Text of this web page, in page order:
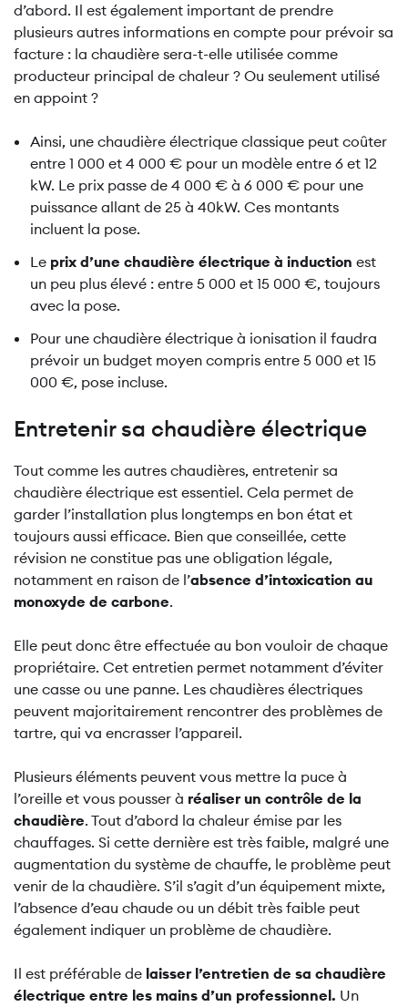
d’abord. Il est également important de prendre
plusieurs autres informations en compte pour prévoir sa
facture : la chaudière sera-t-elle utilisée comme
producteur principal de chaleur ? Ou seulement utilisé
en appoint ?
Ainsi, une chaudière électrique classique peut coûter
entre 1 000 et 4 000 € pour un modèle entre 6 et 12
kW. Le prix passe de 4 000 € à 6 000 € pour une
puissance allant de 25 à 40kW. Ces montants
incluent la pose.
Le prix d’une chaudière électrique à induction est
un peu plus élevé : entre 5 000 et 15 000 €, toujours
avec la pose.
Pour une chaudière électrique à ionisation il faudra
prévoir un budget moyen compris entre 5 000 et 15
000 €, pose incluse.
Entretenir sa chaudière électrique
Tout comme les autres chaudières, entretenir sa
chaudière électrique est essentiel. Cela permet de
garder l’installation plus longtemps en bon état et
toujours aussi efficace. Bien que conseillée, cette
révision ne constitue pas une obligation légale,
notamment en raison de l’absence d’intoxication au
monoxyde de carbone.
Elle peut donc être effectuée au bon vouloir de chaque
propriétaire. Cet entretien permet notamment d’éviter
une casse ou une panne. Les chaudières électriques
peuvent majoritairement rencontrer des problèmes de
tartre, qui va encrasser l’appareil.
Plusieurs éléments peuvent vous mettre la puce à
l’oreille et vous pousser à réaliser un contrôle de la
chaudière. Tout d’abord la chaleur émise par les
chauffages. Si cette dernière est très faible, malgré une
augmentation du système de chauffe, le problème peut
venir de la chaudière. S’il s’agit d’un équipement mixte,
l’absence d’eau chaude ou un débit très faible peut
également indiquer un problème de chaudière.
Il est préférable de laisser l’entretien de sa chaudière
électrique entre les mains d’un professionnel. Un